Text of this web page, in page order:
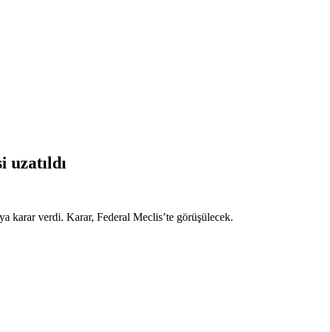
karar verdi. Karar, Federal Meclis’te görüşülecek.